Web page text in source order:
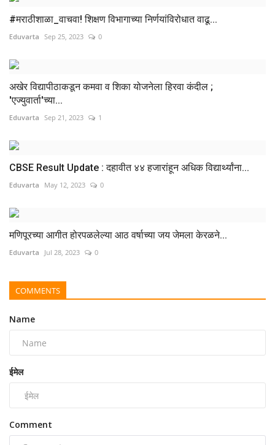
#मराठीशाळा_वाचवा! शिक्षण विभागाच्या निर्णयांविरोधात वाढू...
Eduvarta Sep 25, 2023 0
अखेर विद्यापीठाकडून कमवा व शिका योजनेला हिरवा कंदील ;
'एज्युवार्ता'च्या...
Eduvarta Sep 21, 2023 1
CBSE Result Update : दहावीत ४४ हजारांहून अधिक विद्यार्थ्यांना...
Eduvarta May 12, 2023 0
मणिपूरच्या आगीत होरपळलेल्या आठ वर्षाच्या जय जेमला केरळने...
Eduvarta Jul 28, 2023 0
COMMENTS
Name
ईमेल
Comment